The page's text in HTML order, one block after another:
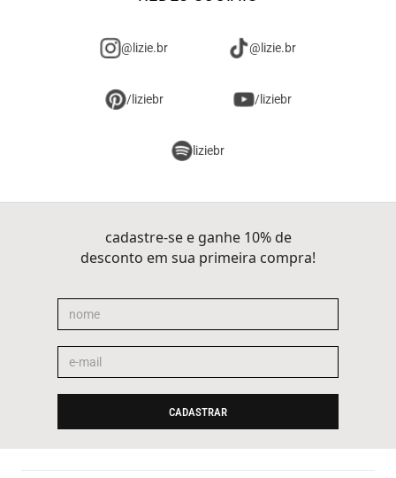
@lizie.br @lizie.br
/liziebr /liziebr
liziebr
cadastre-se e ganhe 10% de
desconto em sua primeira compra!
CADASTRAR